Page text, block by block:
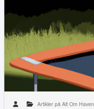
Artikler på Alt Om Haven